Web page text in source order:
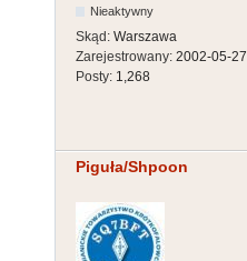
Nieaktywny
Skąd: Warszawa
Zarejestrowany: 2002-05-27
Posty: 1,268
Piguła/Shpoon